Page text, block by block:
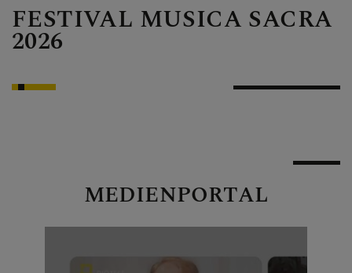
Pfarrservice
ERLEBEN
FESTIVAL MUSICA SACRA
2026
MEDIENPORTAL